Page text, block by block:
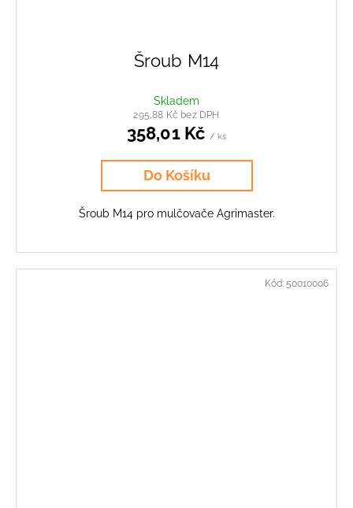
Šroub M14
Skladem
295,88 Kč bez DPH
358,01 Kč / ks
Do Košíku
Šroub M14 pro mulčovače Agrimaster.
Kód: 50010006